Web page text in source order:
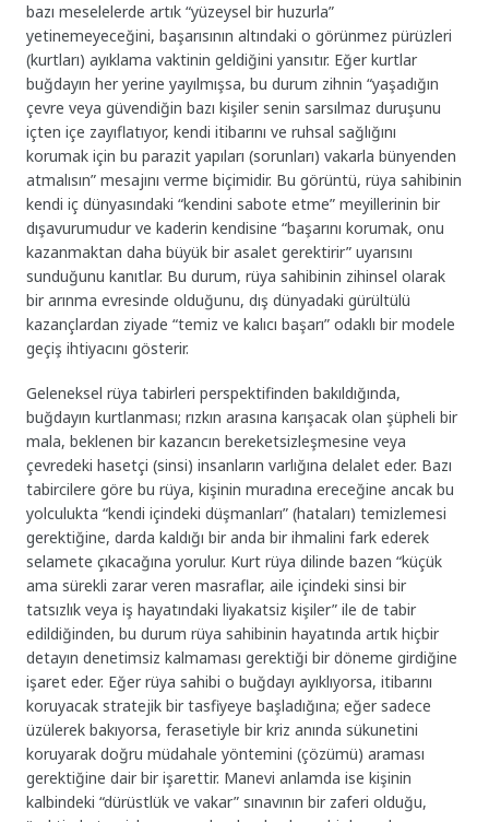
bazı meselelerde artık “yüzeysel bir huzurla”
yetinemeyeceğini, başarısının altındaki o görünmez pürüzleri
(kurtları) ayıklama vaktinin geldiğini yansıtır. Eğer kurtlar
buğdayın her yerine yayılmışsa, bu durum zihnin “yaşadığın
çevre veya güvendiğin bazı kişiler senin sarsılmaz duruşunu
içten içe zayıflatıyor, kendi itibarını ve ruhsal sağlığını
korumak için bu parazit yapıları (sorunları) vakarla bünyenden
atmalısın” mesajını verme biçimidir. Bu görüntü, rüya sahibinin
kendi iç dünyasındaki “kendini sabote etme” meyillerinin bir
dışavurumudur ve kaderin kendisine “başarını korumak, onu
kazanmaktan daha büyük bir asalet gerektirir” uyarısını
sunduğunu kanıtlar. Bu durum, rüya sahibinin zihinsel olarak
bir arınma evresinde olduğunu, dış dünyadaki gürültülü
kazançlardan ziyade “temiz ve kalıcı başarı” odaklı bir modele
geçiş ihtiyacını gösterir.
Geleneksel rüya tabirleri perspektifinden bakıldığında,
buğdayın kurtlanması; rızkın arasına karışacak olan şüpheli bir
mala, beklenen bir kazancın bereketsizleşmesine veya
çevredeki hasetçi (sinsi) insanların varlığına delalet eder. Bazı
tabircilere göre bu rüya, kişinin muradına ereceğine ancak bu
yolculukta “kendi içindeki düşmanları” (hataları) temizlemesi
gerektiğine, darda kaldığı bir anda bir ihmalini fark ederek
selamete çıkacağına yorulur. Kurt rüya dilinde bazen “küçük
ama sürekli zarar veren masraflar, aile içindeki sinsi bir
tatsızlık veya iş hayatındaki liyakatsiz kişiler” ile de tabir
edildiğinden, bu durum rüya sahibinin hayatında artık hiçbir
detayın denetimsiz kalmaması gerektiği bir döneme girdiğine
işaret eder. Eğer rüya sahibi o buğdayı ayıklıyorsa, itibarını
koruyacak stratejik bir tasfiyeye başladığına; eğer sadece
üzülerek bakıyorsa, ferasetiyle bir kriz anında sükunetini
koruyarak doğru müdahale yöntemini (çözümü) araması
gerektiğine dair bir işarettir. Manevi anlamda ise kişinin
kalbindeki “dürüstlük ve vakar” sınavının bir zaferi olduğu,